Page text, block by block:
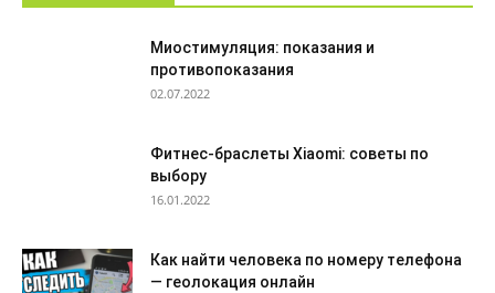
Миостимуляция: показания и
противопоказания
02.07.2022
Фитнес-браслеты Xiaomi: советы по
выбору
16.01.2022
Как найти человека по номеру телефона
— геолокация онлайн